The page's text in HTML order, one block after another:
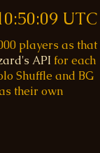
UTC
players as that
API for each
Shuffle and BG
their own